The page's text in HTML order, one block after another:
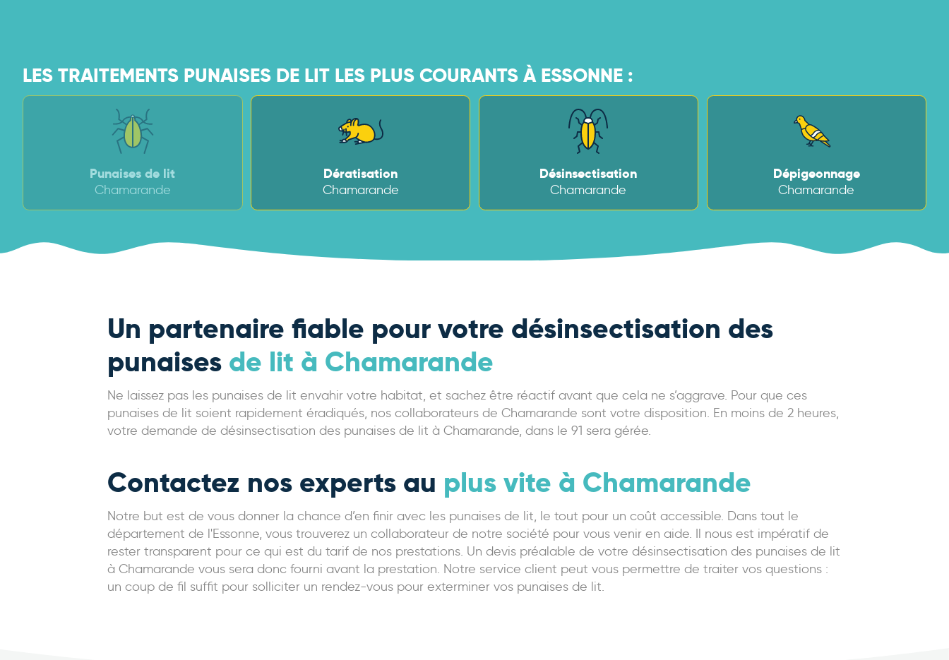
LES TRAITEMENTS PUNAISES DE LIT LES PLUS COURANTS À ESSONNE :
Punaises de lit
Chamarande
Dératisation
Chamarande
Désinsectisation
Chamarande
Dépigeonnage
Chamarande
Un partenaire fiable pour votre désinsectisation des
punaises de lit à Chamarande
Ne laissez pas les punaises de lit envahir votre habitat, et sachez être réactif avant que cela ne s’aggrave. Pour que ces
punaises de lit soient rapidement éradiqués, nos collaborateurs de Chamarande sont votre disposition. En moins de 2 heures,
votre demande de désinsectisation des punaises de lit à Chamarande, dans le 91 sera gérée.
Contactez nos experts au plus vite à Chamarande
Notre but est de vous donner la chance d’en finir avec les punaises de lit, le tout pour un coût accessible. Dans tout le
département de l'Essonne, vous trouverez un collaborateur de notre société pour vous venir en aide. Il nous est impératif de
rester transparent pour ce qui est du tarif de nos prestations. Un devis préalable de votre désinsectisation des punaises de lit
à Chamarande vous sera donc fourni avant la prestation. Notre service client peut vous permettre de traiter vos questions :
un coup de fil suffit pour solliciter un rendez-vous pour exterminer vos punaises de lit.